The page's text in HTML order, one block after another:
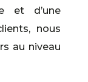
et d’une
nous
au niveau